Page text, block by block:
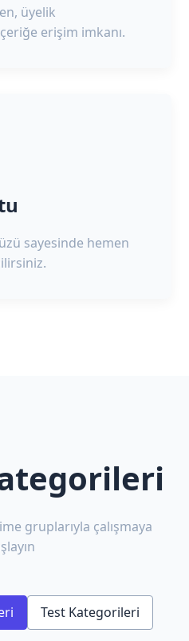
üyelik
erişim imkanı.
sayesinde hemen
gruplarıyla çalışmaya
Test Kategorileri